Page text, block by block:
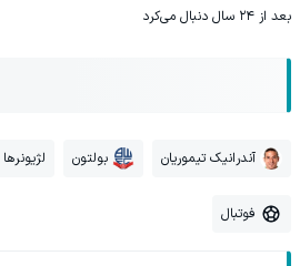
بعد از ۲۴ سال دنبال می‌کرد
آندرانیک تیموریان بولتون لژیونرها
فوتبال